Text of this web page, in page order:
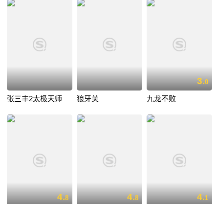
张三丰2太极天师 狼牙关
3.0
九龙不败
4.8 4.8 4.1